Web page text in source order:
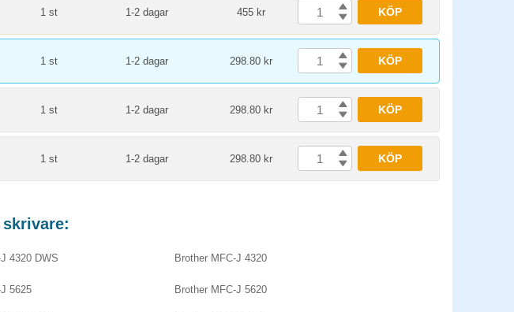
1 st 1-2 dagar 455 kr KÖP
1 st 1-2 dagar 298.80 kr KÖP
1 st 1-2 dagar 298.80 kr KÖP
1 st 1-2 dagar 298.80 kr KÖP
4320 DWS Brother MFC-J 4320
5625 Brother MFC-J 5620